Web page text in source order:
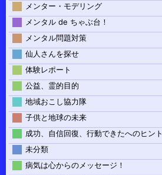
メンター・モデリング
メンタル de ちゃぶ台！
メンタル問題対策
仙人さんを探せ
体験レポート
公益、霊的目的
地域おこし協力隊
子供と地球の未来
成功、自信回復、行動できたへのヒント
未分類
病気は心からのメッセージ！